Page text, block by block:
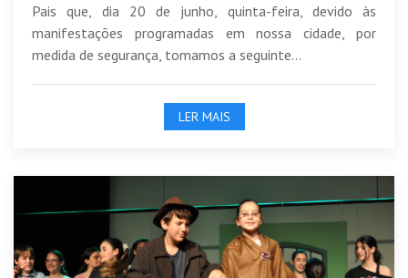
Pais que, dia 20 de junho, quinta-feira, devido às
manifestações programadas em nossa cidade, por
medida de segurança, tomamos a seguinte...
LER MAIS